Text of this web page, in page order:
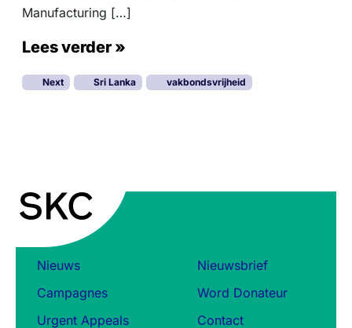
Manufacturing […]
Lees verder »
Next Sri Lanka vakbondsvrijheid
Nieuws
Campagnes
Urgent Appeals
Nieuwsbrief
Word Donateur
Contact